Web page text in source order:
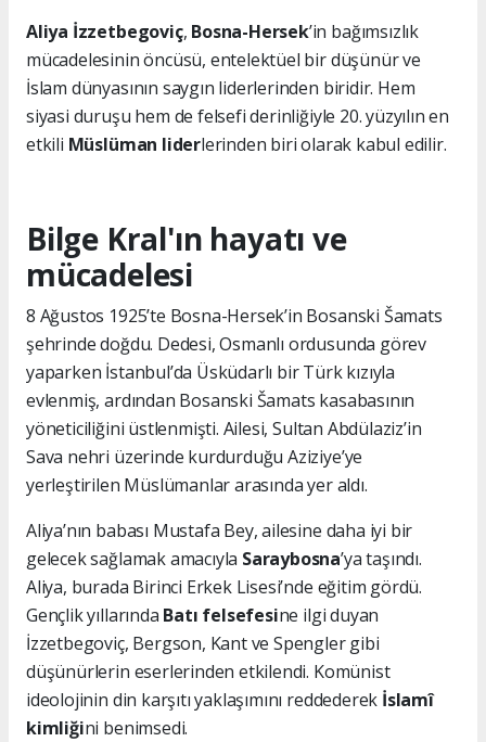
Aliya İzzetbegoviç, Bosna-Hersek’in bağımsızlık
mücadelesinin öncüsü, entelektüel bir düşünür ve
İslam dünyasının saygın liderlerinden biridir. Hem
siyasi duruşu hem de felsefi derinliğiyle 20. yüzyılın en
etkili Müslüman liderlerinden biri olarak kabul edilir.
Bilge Kral'ın hayatı ve
mücadelesi
8 Ağustos 1925’te Bosna-Hersek’in Bosanski Šamats
şehrinde doğdu. Dedesi, Osmanlı ordusunda görev
yaparken İstanbul’da Üsküdarlı bir Türk kızıyla
evlenmiş, ardından Bosanski Šamats kasabasının
yöneticiliğini üstlenmişti. Ailesi, Sultan Abdülaziz’in
Sava nehri üzerinde kurdurduğu Aziziye’ye
yerleştirilen Müslümanlar arasında yer aldı.
Aliya’nın babası Mustafa Bey, ailesine daha iyi bir
gelecek sağlamak amacıyla Saraybosna’ya taşındı.
Aliya, burada Birinci Erkek Lisesi’nde eğitim gördü.
Gençlik yıllarında Batı felsefesine ilgi duyan
İzzetbegoviç, Bergson, Kant ve Spengler gibi
düşünürlerin eserlerinden etkilendi. Komünist
ideolojinin din karşıtı yaklaşımını reddederek İslamî
kimliğini benimsedi.